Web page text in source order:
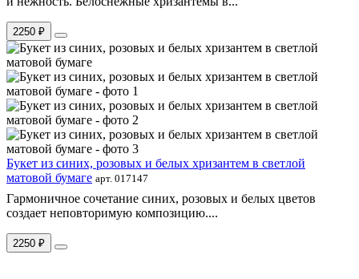
2250 ₽
Букет из синих, розовых и белых хризантем в светлой
матовой бумаге арт. 017147
Гармоничное сочетание синих, розовых и белых цветов
создает неповторимую композицию....
2250 ₽